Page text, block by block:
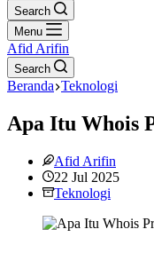
Search
Menu
Afid Arifin
Search
Beranda Teknologi
Apa Itu Whois
Afid Arifin
22 Jul 2025
Teknologi